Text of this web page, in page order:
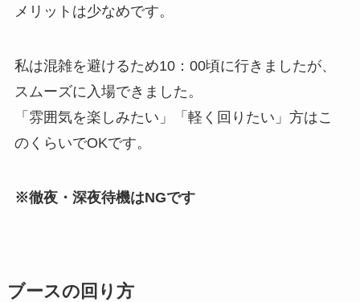
メリットは少なめです。
私は混雑を避けるため10：00頃に行きましたが、
スムーズに入場できました。
「雰囲気を楽しみたい」「軽く回りたい」方はこ
のくらいでOKです。
※徹夜・深夜待機はNGです
ブースの回り方